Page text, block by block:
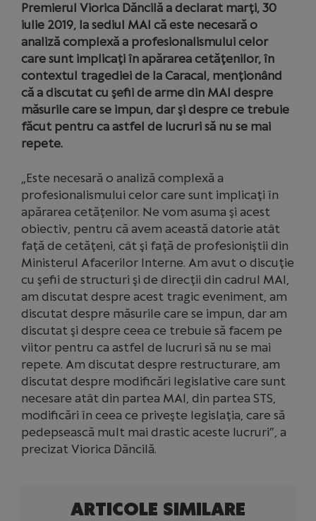
Premierul Viorica Dăncilă a declarat marţi, 30
iulie 2019, la sediul MAI că este necesară o
analiză complexă a profesionalismului celor
care sunt implicaţi în apărarea cetăţenilor, în
contextul tragediei de la Caracal, menţionând
că a discutat cu şefii de arme din MAI despre
măsurile care se impun, dar şi despre ce trebuie
făcut pentru ca astfel de lucruri să nu se mai
repete.
„Este necesară o analiză complexă a
profesionalismului celor care sunt implicaţi în
apărarea cetăţenilor. Ne vom asuma şi acest
obiectiv, pentru că avem această datorie atât
faţă de cetăţeni, cât şi faţă de profesioniştii din
Ministerul Afacerilor Interne. Am avut o discuţie
cu şefii de structuri şi de direcţii din cadrul MAI,
am discutat despre acest tragic eveniment, am
discutat despre măsurile care se impun, dar am
discutat şi despre ceea ce trebuie să facem pe
viitor pentru ca astfel de lucruri să nu se mai
repete. Am discutat despre restructurare, am
discutat despre modificări legislative care sunt
necesare atât din partea MAI, din partea STS,
modificări în ceea ce priveşte legislaţia, care să
pedepsească mult mai drastic aceste lucruri”, a
precizat Viorica Dăncilă.
ARTICOLE SIMILARE